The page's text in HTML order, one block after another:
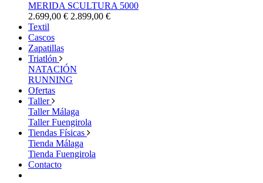
MERIDA SCULTURA 5000
2.699,00 € 2.899,00 €
Textil
Cascos
Zapatillas
Triatlón
NATACIÓN
RUNNING
Ofertas
Taller
Taller Málaga
Taller Fuengirola
Tiendas Físicas
Tienda Málaga
Tienda Fuengirola
Contacto